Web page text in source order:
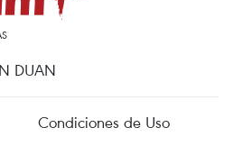
DUAN
Condiciones de Uso